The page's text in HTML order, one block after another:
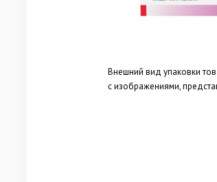
Внешний вид упаковки
с изображениями,